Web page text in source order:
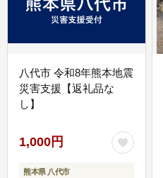
八代市 令和8年熊本地震
災害支援【返礼品な
し】
1,000円
熊本県 八代市